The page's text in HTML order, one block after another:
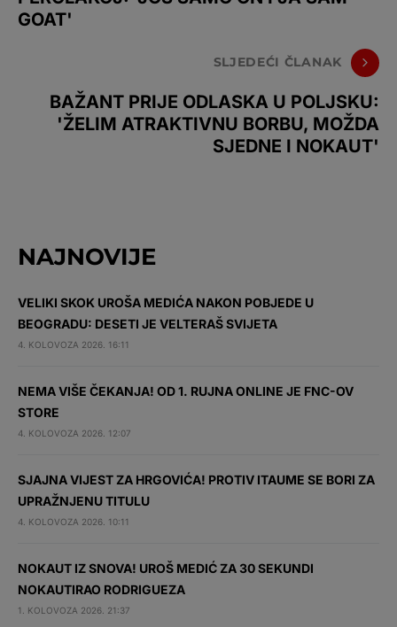
GOAT'
SLJEDEĆI ČLANAK
BAŽANT PRIJE ODLASKA U POLJSKU:
'ŽELIM ATRAKTIVNU BORBU, MOŽDA
SJEDNE I NOKAUT'
NAJNOVIJE
VELIKI SKOK UROŠA MEDIĆA NAKON POBJEDE U
BEOGRADU: DESETI JE VELTERAŠ SVIJETA
4. KOLOVOZA 2026. 16:11
NEMA VIŠE ČEKANJA! OD 1. RUJNA ONLINE JE FNC-OV
STORE
4. KOLOVOZA 2026. 12:07
SJAJNA VIJEST ZA HRGOVIĆA! PROTIV ITAUME SE BORI ZA
UPRAŽNJENU TITULU
4. KOLOVOZA 2026. 10:11
NOKAUT IZ SNOVA! UROŠ MEDIĆ ZA 30 SEKUNDI
NOKAUTIRAO RODRIGUEZA
1. KOLOVOZA 2026. 21:37